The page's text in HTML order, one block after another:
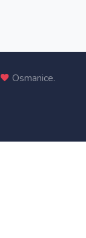
Osmanice.